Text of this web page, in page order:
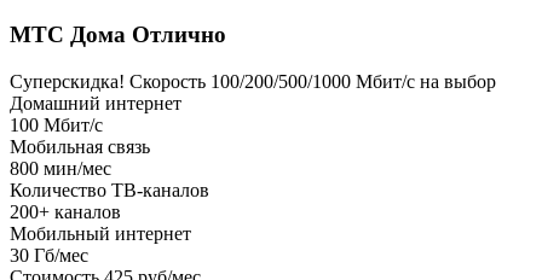
МТС Дома Отлично
Суперскидка! Скорость 100/200/500/1000 Мбит/с на выбор
Домашний интернет
100 Мбит/с
Мобильная связь
800 мин/мес
Количество ТВ-каналов
200+ каналов
Мобильный интернет
30 Гб/мес